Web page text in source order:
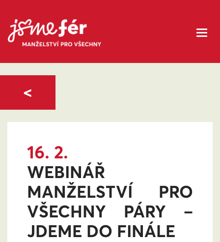
16. 2.
WEBINÁŘ
MANŽELSTVÍ PRO
VŠECHNY PÁRY –
JDEME DO FINÁLE
<